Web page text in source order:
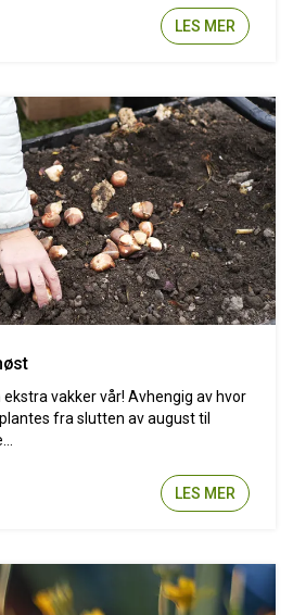
LES MER
vakker vår! Avhengig av hvor
fra slutten av august til
LES MER